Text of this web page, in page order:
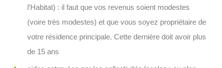
l’Habitat) : il faut que vos revenus soient modestes
(voire très modestes) et que vous soyez propriétaire de
votre résidence principale. Cette dernière doit avoir plus
de 15 ans